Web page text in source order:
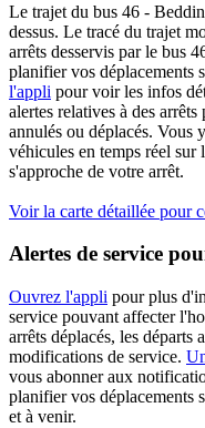
Le trajet du bus 46 -
dessus. Le tracé du trajet
arrêts desservis par le bus
planifier vos déplacements
l'appli pour voir les infos
alertes relatives à des
annulés ou déplacés. Vous
véhicules en temps réel
s'approche de votre arrêt.
Voir la carte détaillée pour
Alertes de service
Ouvrez l'appli pour plus
service pouvant affecter
arrêts déplacés, les départs
modifications de service.
vous abonner aux
planifier vos déplacements
et à venir.